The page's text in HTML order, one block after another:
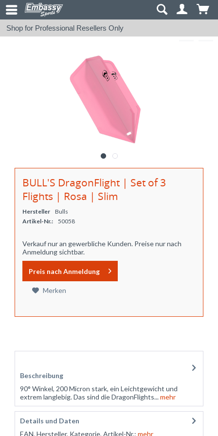
Shop for Professional Resellers Only
BULL'S DragonFlight | Set of 3
Flights | Rosa | Slim
Hersteller
Bulls
Artikel-Nr.:
50058
Verkauf nur an gewerbliche Kunden. Preise nur nach
Anmeldung sichtbar.
Preis nach Anmeldung
Merken
Beschreibung
90° Winkel, 200 Micron stark, ein Leichtgewicht und
extrem langlebig. Das sind die DragonFlights...mehr
Details und Daten
EAN, Hersteller, Kategorie, Artikel-Nr.: mehr